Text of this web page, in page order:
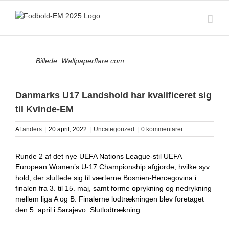
Billede: Wallpaperflare.com
Danmarks U17 Landshold har kvalificeret sig
til Kvinde-EM
Afanders 20 april, 2022 Uncategorized 0 kommentarer
Runde 2 af det nye UEFA Nations League-stil UEFA
European Women’s U-17 Championship afgjorde, hvilke syv
hold, der sluttede sig til værterne Bosnien-Hercegovina i
finalen fra 3. til 15. maj, samt forme oprykning og nedrykning
mellem liga A og B. Finalerne lodtrækningen blev foretaget
den 5. april i Sarajevo. Slutlodtrækning